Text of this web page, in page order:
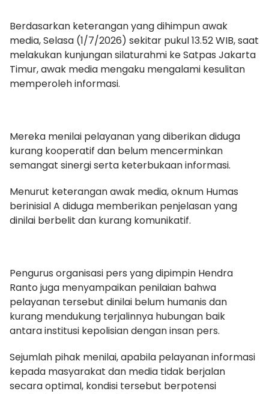
Berdasarkan keterangan yang dihimpun awak
media, Selasa (1/7/2026) sekitar pukul 13.52 WIB, saat
melakukan kunjungan silaturahmi ke Satpas Jakarta
Timur, awak media mengaku mengalami kesulitan
memperoleh informasi.
Mereka menilai pelayanan yang diberikan diduga
kurang kooperatif dan belum mencerminkan
semangat sinergi serta keterbukaan informasi.
Menurut keterangan awak media, oknum Humas
berinisial A diduga memberikan penjelasan yang
dinilai berbelit dan kurang komunikatif.
Pengurus organisasi pers yang dipimpin Hendra
Ranto juga menyampaikan penilaian bahwa
pelayanan tersebut dinilai belum humanis dan
kurang mendukung terjalinnya hubungan baik
antara institusi kepolisian dengan insan pers.
Sejumlah pihak menilai, apabila pelayanan informasi
kepada masyarakat dan media tidak berjalan
secara optimal, kondisi tersebut berpotensi